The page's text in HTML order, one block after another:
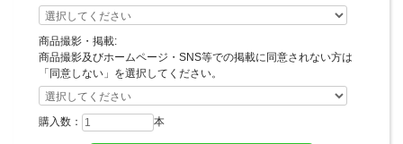
商品撮影・掲載:
商品撮影及びホームページ・SNS等での掲載に同意されない方は
「同意しない」を選択してください。
購入数： 本